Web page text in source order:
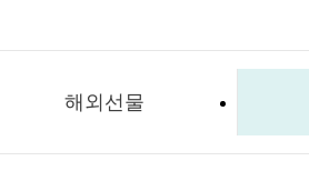
해외선물